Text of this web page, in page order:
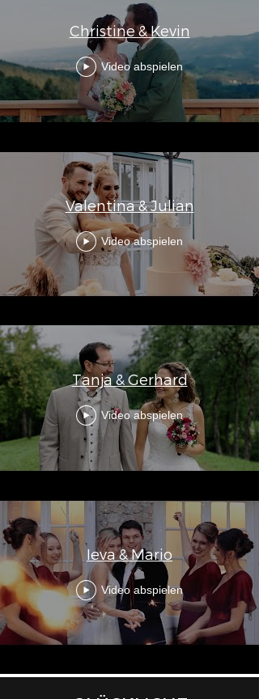
Valentina & Julian
Video abspielen
Tanja & Gerhard
Video abspielen
Christine & Kevin
Video abspielen
Ieva & Mario
Video abspielen